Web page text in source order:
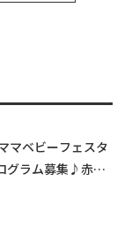
マベビーフェスタ
グラム募集♪赤ち
に出演しません